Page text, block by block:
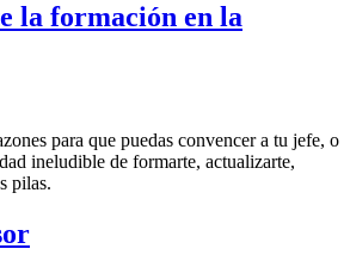
la formación en la
para que puedas convencer a tu jefe, o
ineludible de formarte, actualizarte,
pilas.